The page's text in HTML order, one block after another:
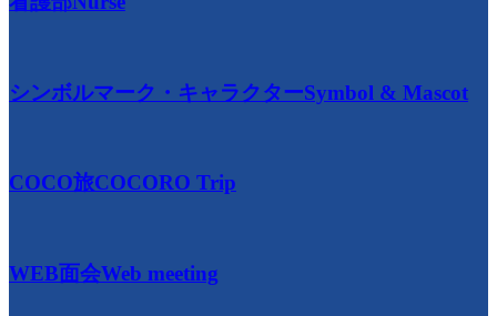
シンボルマーク・キャラクターSymbol & Mascot
COCO旅COCORO Trip
WEB面会Web meeting